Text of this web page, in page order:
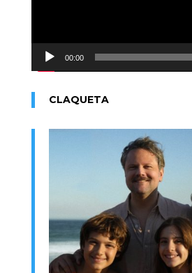
00:00
CLAQUETA